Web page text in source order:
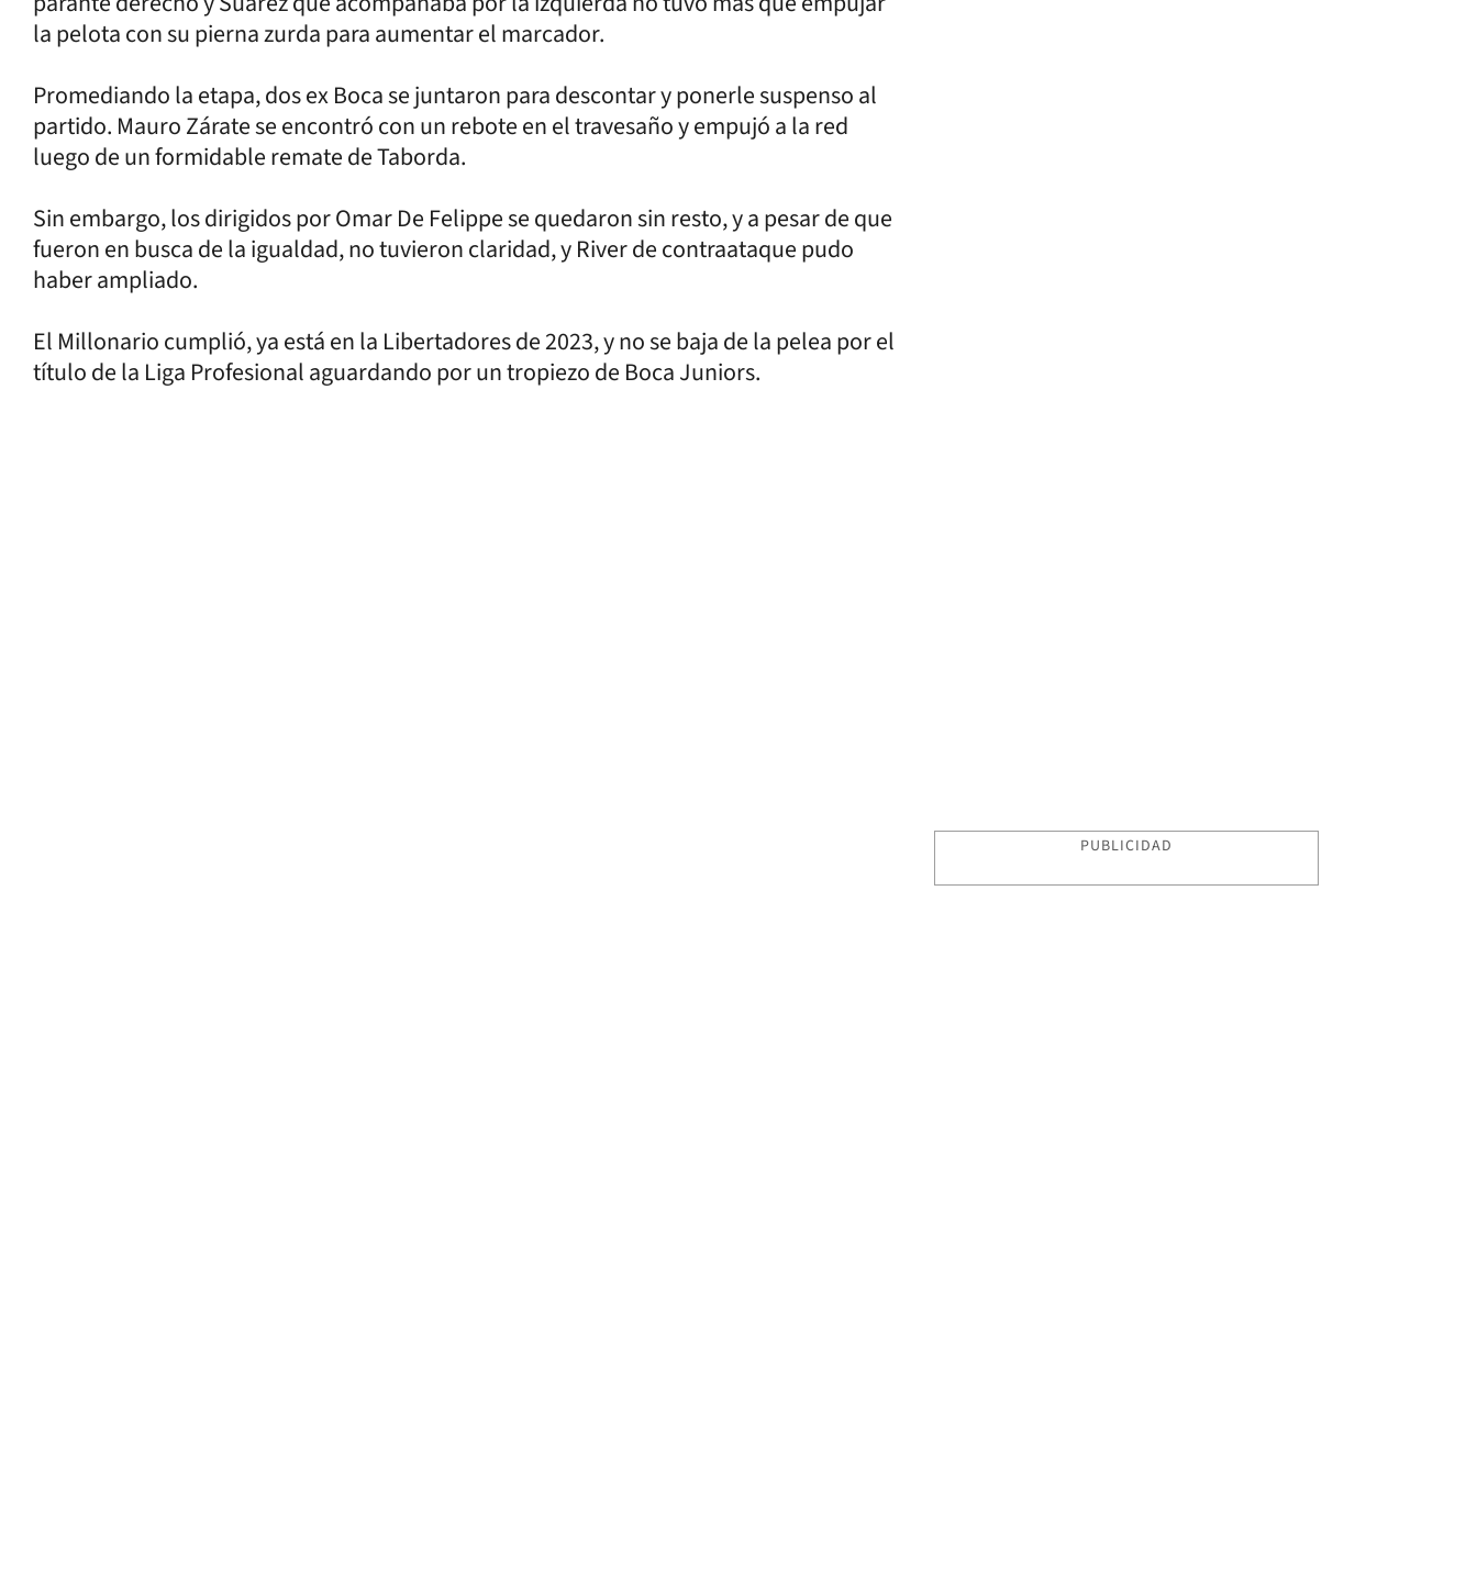
la pelota con su pierna zurda para aumentar el marcador.
Promediando la etapa, dos ex Boca se juntaron para descontar y ponerle suspenso al
partido. Mauro Zárate se encontró con un rebote en el travesaño y empujó a la red
luego de un formidable remate de Taborda.
Sin embargo, los dirigidos por Omar De Felippe se quedaron sin resto, y a pesar de que
fueron en busca de la igualdad, no tuvieron claridad, y River de contraataque pudo
haber ampliado.
El Millonario cumplió, ya está en la Libertadores de 2023, y no se baja de la pelea por el
título de la Liga Profesional aguardando por un tropiezo de Boca Juniors.
PUBLICIDAD